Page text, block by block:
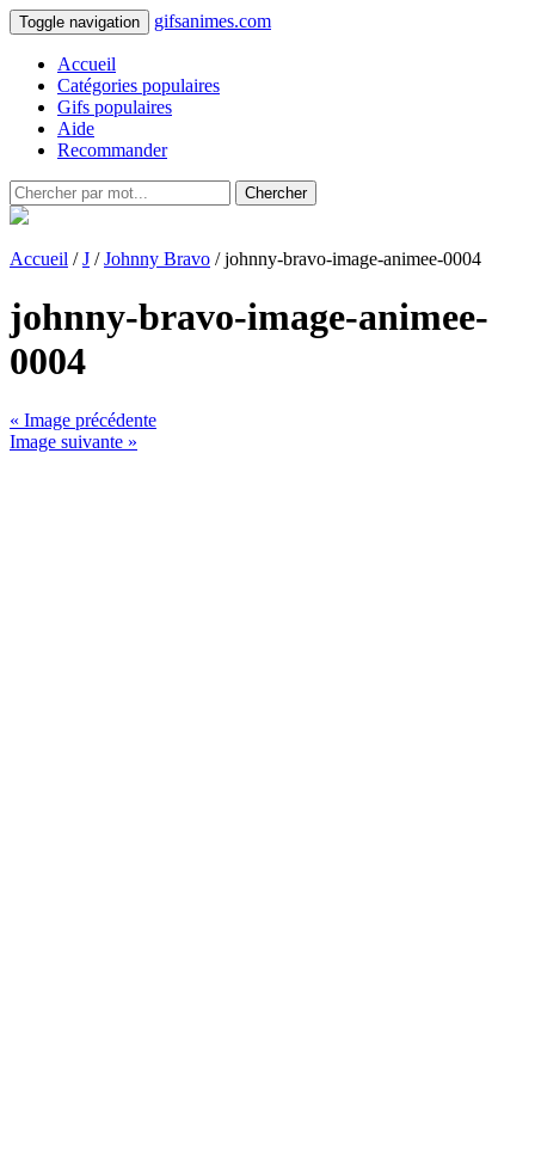
Toggle navigation gifsanimes.com
Accueil
Catégories populaires
Gifs populaires
Aide
Recommander
Chercher
Accueil /J /Johnny Bravo / johnny-bravo-image-animee-0004
johnny-bravo-image-animee-
0004
« Image précédente
Image suivante »